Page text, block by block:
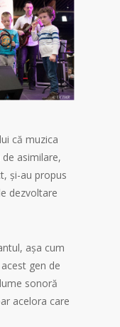
că muzica
asimilare,
și-au propus
dezvoltare
așa cum
gen de
sonoră
acelora care